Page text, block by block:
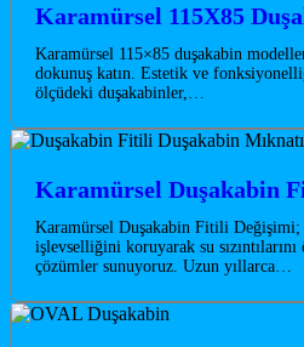
Karamürsel 115X85
Karamürsel 115×85 duşakabin
dokunuş katın. Estetik ve
ölçüdeki duşakabinler,…
Karamürsel Duşakabin
Karamürsel Duşakabin Fitili Değişimi;
işlevselliğini koruyarak su
çözümler sunuyoruz. Uzun yıllarca…